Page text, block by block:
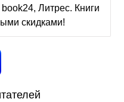
Литрес. Книги
скидками!